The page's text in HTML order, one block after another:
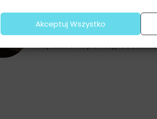
Akceptuj Wszystko
Anime do pokoju
37.20 27.90
zł
Najniższa cena promocyjna z